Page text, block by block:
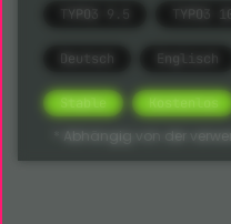
TYPO3 9.5 TYPO3
Deutsch Englisch
Stable Kostenlos
* Abhängig von der